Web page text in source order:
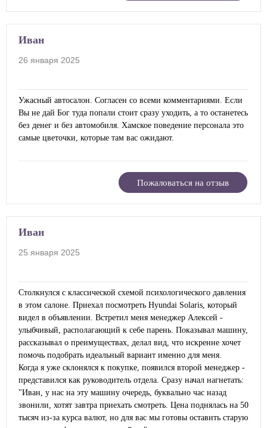
Иван
26 января 2025
Ужасный автосалон. Согласен со всеми комментариями. Если
Вы не дай Бог туда попали стоит сразу уходить, а то останетесь
без денег и без автомобиля. Хамское поведение персонала это
самые цветочки, которые там вас ожидают.
Пожаловаться на отзыв
Иван
25 января 2025
Столкнулся с классической схемой психологического давления
в этом салоне. Приехал посмотреть Hyundai Solaris, который
видел в объявлении. Встретил меня менеджер Алексей -
улыбчивый, располагающий к себе парень. Показывал машину,
рассказывал о преимуществах, делал вид, что искренне хочет
помочь подобрать идеальный вариант именно для меня.
Когда я уже склонялся к покупке, появился второй менеджер -
представился как руководитель отдела. Сразу начал нагнетать:
"Иван, у нас на эту машину очередь, буквально час назад
звонили, хотят завтра приехать смотреть. Цена поднялась на 50
тысяч из-за курса валют, но для вас мы готовы оставить старую